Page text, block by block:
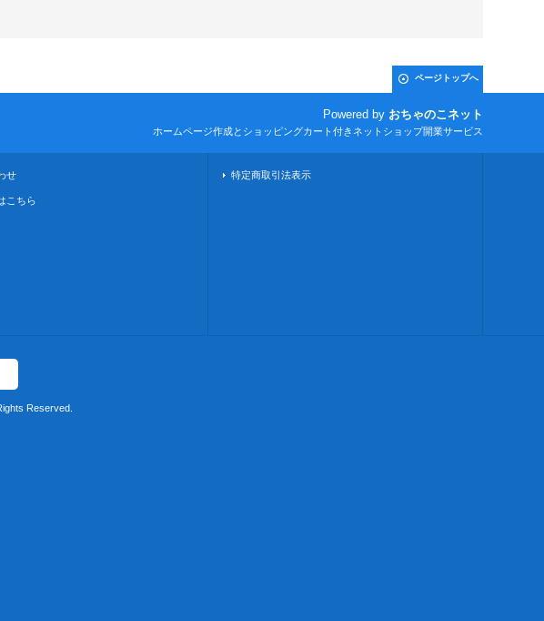
ページトップへ
Powered by おちゃのこネット
ホームページ作成とショッピングカート付きネットショップ開業サービス
せ
こちら
特定商取引法表示
Reserved.